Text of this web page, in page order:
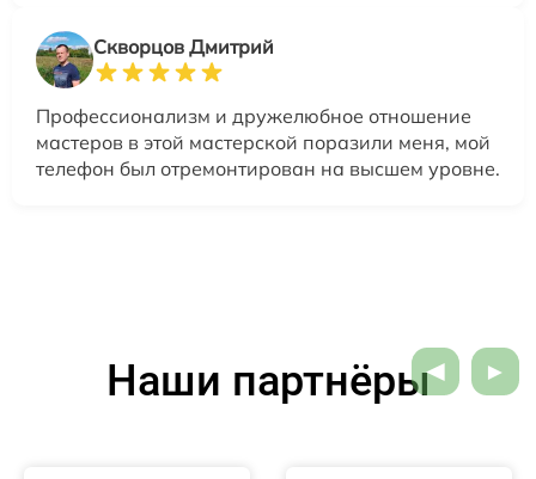
Скворцов Дмитрий
Профессионализм и дружелюбное отношение
мастеров в этой мастерской поразили меня, мой
телефон был отремонтирован на высшем уровне.
Наши партнёры